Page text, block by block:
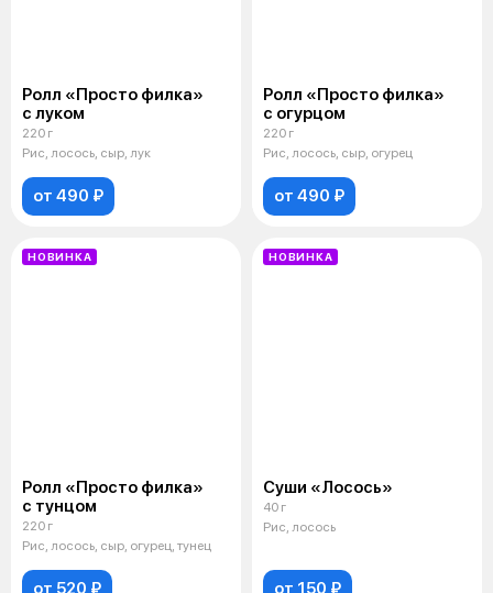
Ролл «Просто филка»
с луком
220 г
Рис, лосось, сыр, лук
от 490 ₽
Ролл «Просто филка»
с огурцом
220 г
Рис, лосось, сыр, огурец
от 490 ₽
НОВИНКА
Ролл «Просто филка»
с тунцом
220 г
Рис, лосось, сыр, огурец, тунец
от 520 ₽
НОВИНКА
Суши «Лосось»
40 г
Рис, лосось
от 150 ₽